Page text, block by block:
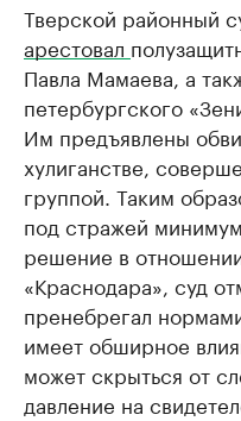
Тверской районный
арестовал
Павла Мамаева, а
петербургского
Им предъявлены
хулиганстве,
группой. Таким
под стражей
решение в
«Краснодара», суд
пренебрегал
имеет обширное
может скрыться от
давление на